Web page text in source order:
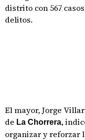
distrito con 567
delitos.
El mayor, Jorge
de La Chorrera,
organizar y reforzar